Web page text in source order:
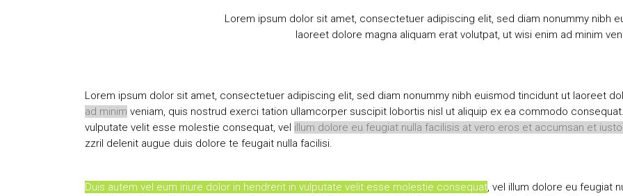
Lorem ipsum dolor sit amet, consectetuer adipiscing elit, sed diam nonummy nibh
laoreet dolore magna aliquam erat volutpat, ut wisi enim ad minim
Lorem ipsum dolor sit amet, consectetuer adipiscing elit, sed diam nonummy nibh euismod tincidunt ut laoreet
ad minim veniam, quis nostrud exerci tation ullamcorper suscipit lobortis nisl ut aliquip ex ea commodo
vulputate velit esse molestie consequat, vel illum dolore eu feugiat nulla facilisis at vero eros et accumsan et
zzril delenit augue duis dolore te feugait nulla facilisi.
Duis autem vel eum iriure dolor in hendrerit in vulputate velit esse molestie consequat, vel illum dolore eu feugiat